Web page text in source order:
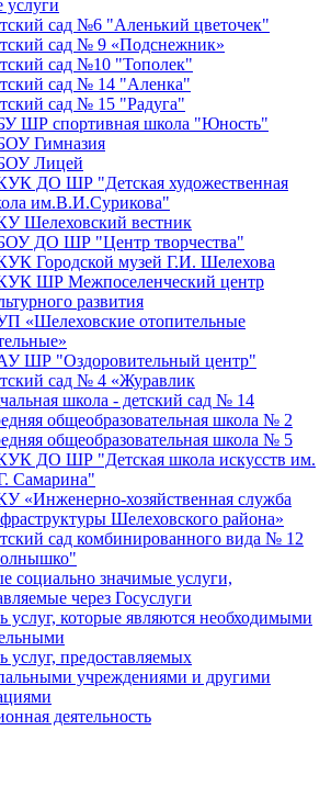
услуги
сад №6 "Аленький цветочек"
сад № 9 «Подснежник»
сад №10 "Тополек"
сад № 14 "Аленка"
сад № 15 "Радуга"
ШР спортивная школа "Юность"
Гимназия
Лицей
ДО ШР "Детская художественная
им.В.И.Сурикова"
Шелеховский вестник
ДО ШР "Центр творчества"
Городской музей Г.И. Шелехова
ШР Межпоселенческий центр
развития
«Шелеховские отопительные
ШР "Оздоровительный центр"
сад № 4 «Журавлик
школа - детский сад № 14
общеобразовательная школа № 2
общеобразовательная школа № 5
ДО ШР "Детская школа искусств им.
Самарина"
«Инженерно-хозяйственная служба
Шелеховского района»
сад комбинированного вида № 12
социально значимые услуги,
через Госуслуги
услуг, которые являются необходимыми
услуг, предоставляемых
учреждениями и другими
деятельность